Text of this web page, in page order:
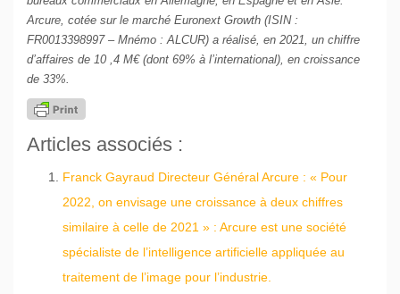
Arcure, cotée sur le marché Euronext Growth (ISIN :
FR0013398997 – Mnémo : ALCUR) a réalisé, en 2021, un chiffre
d’affaires de 10 ,4 M€ (dont 69% à l’international), en croissance
de 33%.
Articles associés :
Franck Gayraud Directeur Général Arcure : « Pour
2022, on envisage une croissance à deux chiffres
similaire à celle de 2021 » : Arcure est une société
spécialiste de l’intelligence artificielle appliquée au
traitement de l’image pour l’industrie.